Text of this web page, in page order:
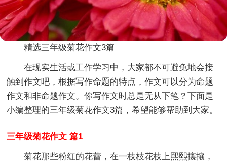
精选三年级菊花作文3篇
在现实生活或工作学习中，大家都不可避免地会接
触到作文吧，根据写作命题的特点，作文可以分为命题
作文和非命题作文。你写作文时总是无从下笔？下面是
小编整理的三年级菊花作文3篇，希望能够帮助到大家。
三年级菊花作文 篇1
菊花那些粉红的花蕾，在一枝枝花枝上熙熙攘攘，